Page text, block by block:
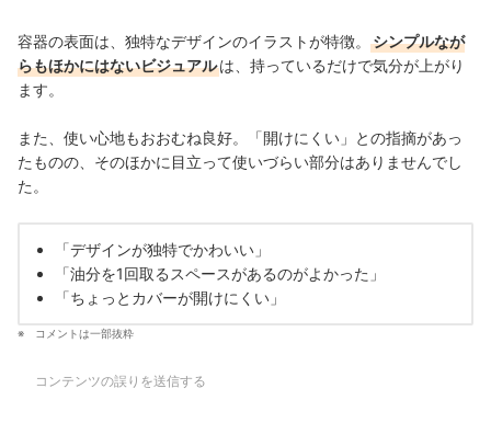
容器の表面は、独特なデザインのイラストが特徴。
シンプルなが
らもほかにはないビジュアルは、持っているだけで気分が上がり
ます。
また、使い心地もおおむね良好。「開けにくい」との指摘があっ
たものの、そのほかに目立って使いづらい部分はありませんでし
た。
「デザインが独特でかわいい」
「油分を1回取るスペースがあるのがよかった」
「ちょっとカバーが開けにくい」
コメントは一部抜粋
コンテンツの誤りを送信する